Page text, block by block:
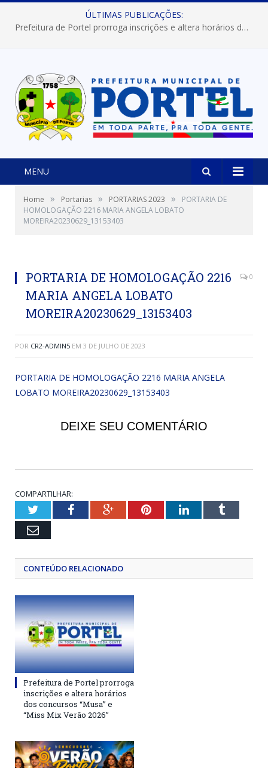
ÚLTIMAS PUBLICAÇÕES:
Prefeitura de Portel prorroga inscrições e altera horários dos concursos “Musa” e “Miss Mix Verão 2026”
MENU
Home » Portarias » PORTARIAS 2023 »
PORTARIA DE
HOMOLOGAÇÃO 2216 MARIA ANGELA LOBATO
MOREIRA20230629_13153403
PORTARIA DE HOMOLOGAÇÃO 2216
MARIA ANGELA LOBATO
MOREIRA20230629_13153403
0
POR CR2-ADMIN5 EM 3 DE JULHO DE 2023
PORTARIA DE HOMOLOGAÇÃO 2216 MARIA ANGELA
LOBATO MOREIRA20230629_13153403
DEIXE SEU COMENTÁRIO
COMPARTILHAR:
TwitterFacebookGoogle+PinterestLinkedInTumblr
Email
CONTEÚDO RELACIONADO
Prefeitura de Portel prorroga
inscrições e altera horários
dos concursos “Musa” e
“Miss Mix Verão 2026”